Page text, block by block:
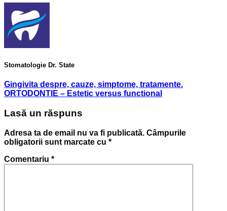
Stomatologie Dr. State
Gingivita despre, cauze, simptome, tratamente.
ORTODONTIE – Estetic versus functional
Lasă un răspuns
Adresa ta de email nu va fi publicată. Câmpurile
obligatorii sunt marcate cu *
Comentariu *